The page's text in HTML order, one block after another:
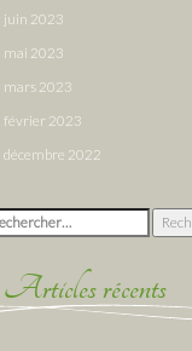
juin 2023
mai 2023
mars 2023
février 2023
décembre 2022
:
Articles récents